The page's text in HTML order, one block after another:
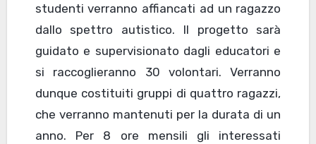
studenti verranno affiancati ad un ragazzo
dallo spettro autistico. Il progetto sarà
guidato e supervisionato dagli educatori e
si raccoglieranno 30 volontari. Verranno
dunque costituiti gruppi di quattro ragazzi,
che verranno mantenuti per la durata di un
anno. Per 8 ore mensili gli interessati